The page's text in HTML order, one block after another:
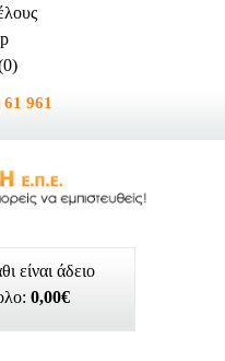
961
είναι άδειο
0,00€